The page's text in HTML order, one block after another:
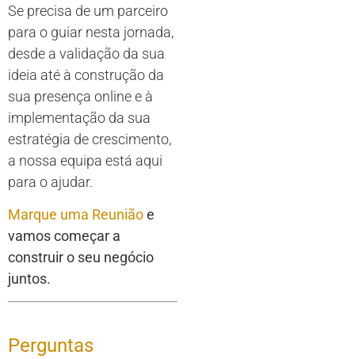
Se precisa de um parceiro
para o guiar nesta jornada,
desde a validação da sua
ideia até à construção da
sua presença online e à
implementação da sua
estratégia de crescimento,
a nossa equipa está aqui
para o ajudar.
Marque uma Reuniãoe
vamos começar a
construir o seu negócio
juntos.
Perguntas